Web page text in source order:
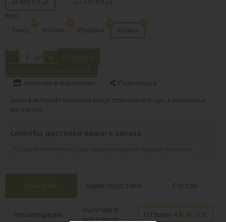
от 688 ₸/1шт
от 667₸/1шт
Вкус
Тунец Кролик Индейка Курица
- шт + В корзину
Не нашли нужный товар?
Наличие в магазинах Поделиться
Цены в интернет-магазине могут отличаться от цен в розничных
магазинах.
Описание Характеристики Состав
Рекомендации
Наличие в
магазинах
Отзывы 4.8 (13)